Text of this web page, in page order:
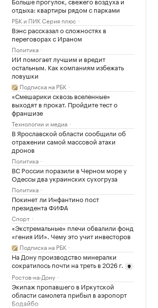
отдыха: квартиры рядом с парками
РБК и ПИК Серия плюс
Вэнс рассказал о сложностях в
переговорах с Ираном
Политика
ИИ помогает лучшим и вредит
остальным. Как компаниям избежать
ловушки
Подписка на РБК
«Смешарики сквозь вселенные»
выходят в прокат. Пройдите тест о
франшизе
Технологии и медиа
В Ярославской области сообщили об
отражении самой массовой атаки
дронов
Политика
ВС России поразили в Черном море у
Одессы два украинских сухогруза
Политика
Покинет ли Инфантино пост
президента ФИФА
Спорт
«Экстремальные» плечи обвалили фонд
«гения ИИ». Чему это учит инвесторов
Подписка на РБК
На Дону производство минералки
сократилось почти на треть в 2026 г.
Ростов-на-Дону
Экипаж пропавшего в Иркутской
области самолета прибыл в аэропорт
Бодайбо